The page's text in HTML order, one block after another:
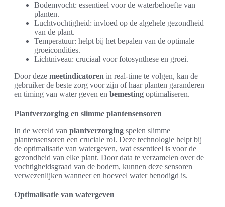
Bodemvocht: essentieel voor de waterbehoefte van
planten.
Luchtvochtigheid: invloed op de algehele gezondheid
van de plant.
Temperatuur: helpt bij het bepalen van de optimale
groeicondities.
Lichtniveau: cruciaal voor fotosynthese en groei.
Door deze meetindicatoren in real-time te volgen, kan de
gebruiker de beste zorg voor zijn of haar planten garanderen
en timing van water geven en bemesting optimaliseren.
Plantverzorging en slimme plantensensoren
In de wereld van plantverzorging spelen slimme
plantensensoren een cruciale rol. Deze technologie helpt bij
de optimalisatie van watergeven, wat essentieel is voor de
gezondheid van elke plant. Door data te verzamelen over de
vochtigheidsgraad van de bodem, kunnen deze sensoren
verwezenlijken wanneer en hoeveel water benodigd is.
Optimalisatie van watergeven